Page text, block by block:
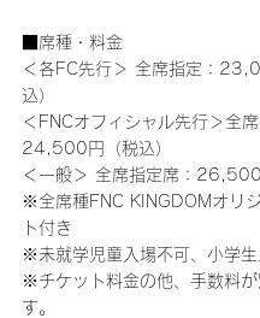
■席種・料金
＜各FC先行＞ 全席指定：
込）
＜FNCオフィシャル先行＞全席
24,500円（税込）
＜一般＞ 全席指定席：26,500
※全席種FNC KINGDOMオリ
ト付き
※未就学児童入場不可、小学
※チケット料金の他、手数料が
す。